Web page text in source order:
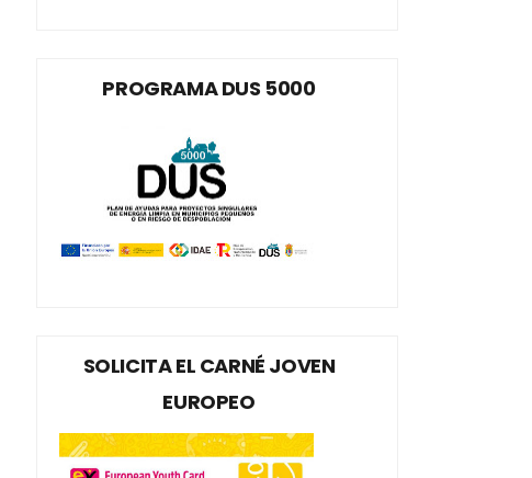
PROGRAMA DUS 5000
SOLICITA EL CARNÉ JOVEN
EUROPEO